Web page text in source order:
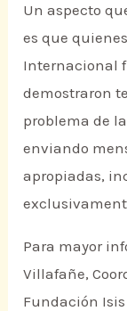
Un aspecto
es que
Internacional
demostraron
problema de
enviando
apropiadas,
Para mayor
Villafañe,
Fundación